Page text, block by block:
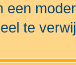
een
te